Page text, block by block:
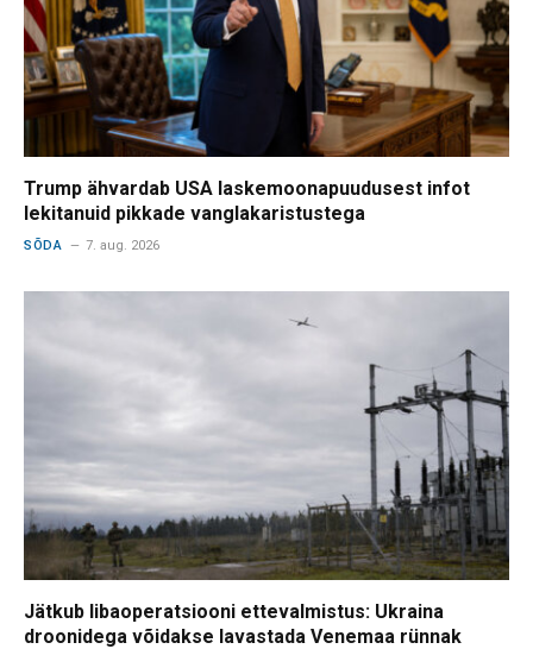
Trump ähvardab USA laskemoonapuudusest infot
lekitanuid pikkade vanglakaristustega
SÕDA 7. aug. 2026
Jätkub libaoperatsiooni ettevalmistus: Ukraina
droonidega võidakse lavastada Venemaa rünnak